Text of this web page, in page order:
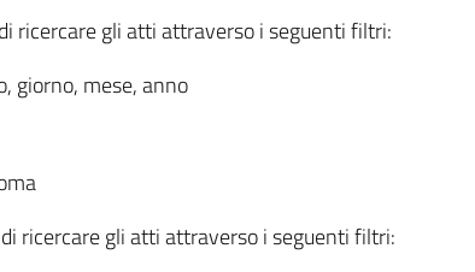
ricercare gli atti attraverso i seguenti filtri:
giorno, mese, anno
ricercare gli atti attraverso i seguenti filtri: